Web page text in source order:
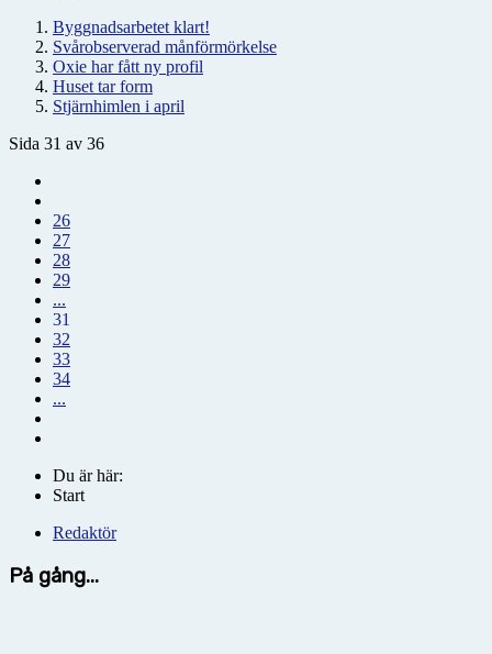
Byggnadsarbetet klart!
Svårobserverad månförmörkelse
Oxie har fått ny profil
Huset tar form
Stjärnhimlen i april
Sida 31 av 36
26
27
28
29
...
31
32
33
34
...
Du är här:
Start
Redaktör
På gång...